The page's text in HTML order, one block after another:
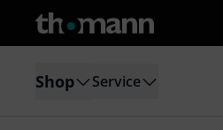
Shop Service